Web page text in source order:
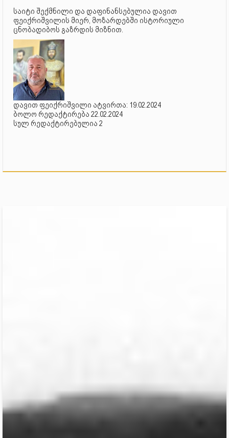
საიტი შექმნილი და დაფინანსებულია დავით
ფეიქრიშვილის მიერ, მოზარდებში ისტორიული
ცნობადიბოს გაზრდის მიზნით.
დავით ფეიქრიშვილი ატვირთა: 19.02.2024
ბოლო რედაქტირება 22.02.2024
სულ რედაქტირებულია 2